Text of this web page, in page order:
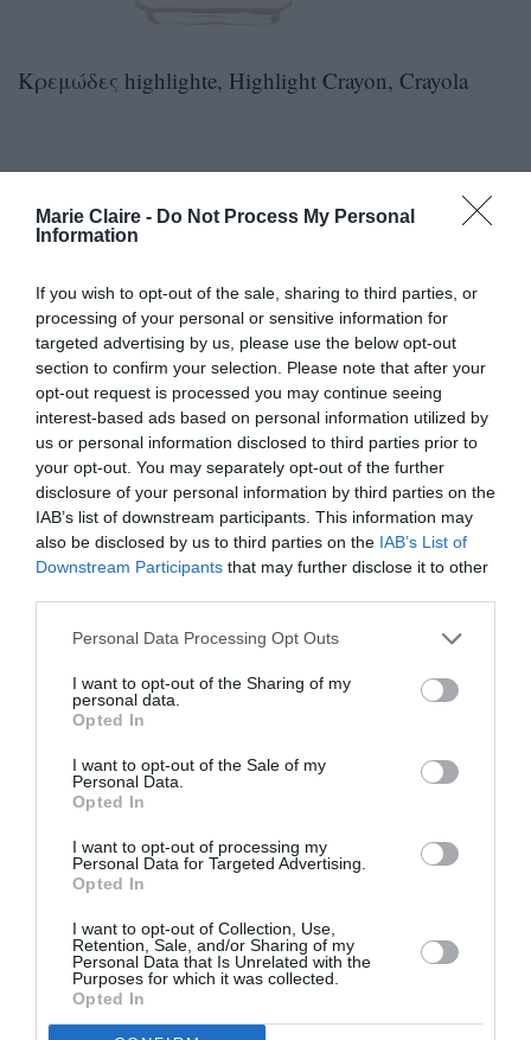
Marie Claire - Do Not Process My Personal
Information
If you wish to opt-out of the sale, sharing to third parties, or
processing of your personal or sensitive information for
targeted advertising by us, please use the below opt-out
section to confirm your selection. Please note that after your
opt-out request is processed you may continue seeing
interest-based ads based on personal information utilized by
us or personal information disclosed to third parties prior to
your opt-out. You may separately opt-out of the further
disclosure of your personal information by third parties on the
IAB’s list of downstream participants. This information may
also be disclosed by us to third parties on the IAB’s List of
Downstream Participants that may further disclose it to other
Personal Data Processing Opt Outs
I want to opt-out of the Sharing of my
personal data.
Opted In
I want to opt-out of the Sale of my
Personal Data.
Opted In
I want to opt-out of processing my
Personal Data for Targeted Advertising.
Opted In
I want to opt-out of Collection, Use,
Retention, Sale, and/or Sharing of my
Personal Data that Is Unrelated with the
Purposes for which it was collected.
Opted In
Κρεμώδες highlighte, Highlight Crayon, Crayola
Παλέτα σκιών, Shimmer Waves Bronze, The Body